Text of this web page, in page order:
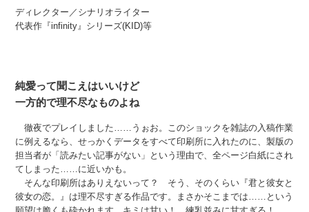
ディレクター／シナリオライター
代表作『infinity』シリーズ(KID)等
純愛って聞こえはいいけど
一方的で理不尽なものよね
徹夜でプレイしました……うぉお。このショックを雑誌の入稿作業
に例えるなら、せっかくデータをすべて印刷所に入れたのに、製版の
担当者が「読みたい記事がない」という理由で、全ページ白紙にされ
てしまった……に近いかも。
そんな印刷所はありえないって？ そう、そのくらい『君と彼女と
彼女の恋。』は理不尽すぎる作品です。まさかそこまでは……という